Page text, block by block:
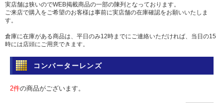
実店舗は狭いのでWEB掲載商品の一部の陳列となっております。
ご来店で購入をご希望のお客様は事前に実店舗の在庫確認をお願いいたしま
す。
倉庫に在庫がある商品は、平日のみ12時までにご連絡いただければ、当日の15
時には店頭にご用意できます。
土日祝日は倉庫からの出荷を行っていませんのであらかじめご了承ください。
問い合わせ
電話 052-583-7558 Eメール: info@camera-sell-buy.com
コンバーターレンズ
2件の商品がございます。